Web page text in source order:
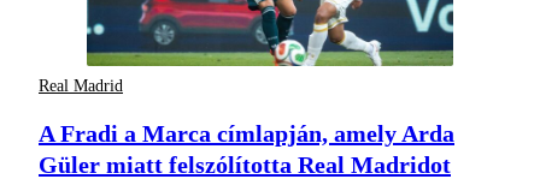
Real Madrid
A Fradi a Marca címlapján, amely Arda
Güler miatt felszólította Real Madridot